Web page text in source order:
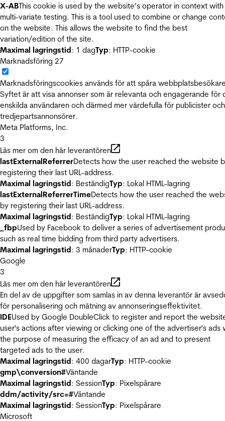
X-ABThis cookie is used by the website’s operator in context with
multi-variate testing. This is a tool used to combine or change
on the website. This allows the website to find the best
variation/edition of the site.
Maximal lagringstid: 1 dagTyp: HTTP-cookie
Marknadsföring 27
Marknadsföringscookies används för att spåra
Syftet är att visa annonser som är relevanta och engagerande för
enskilda användaren och därmed mer värdefulla för publicister och
tredjepartsannonsörer.
Meta Platforms, Inc.
3
Läs mer om den här leverantören
lastExternalReferrerDetects how the user reached the website
registering their last URL-address.
Maximal lagringstid: BeständigTyp: Lokal HTML-lagring
lastExternalReferrerTimeDetects how the user reached the
by registering their last URL-address.
Maximal lagringstid: BeständigTyp: Lokal HTML-lagring
_fbpUsed by Facebook to deliver a series of advertisement
such as real time bidding from third party advertisers.
Maximal lagringstid: 3 månaderTyp: HTTP-cookie
Google
3
Läs mer om den här leverantören
En del av de uppgifter som samlas in av denna leverantör är
för personalisering och mätning av annonseringseffektivitet.
IDEUsed by Google DoubleClick to register and report the
user's actions after viewing or clicking one of the advertiser's ads
the purpose of measuring the efficacy of an ad and to present
targeted ads to the user.
Maximal lagringstid: 400 dagarTyp: HTTP-cookie
gmp\conversion#Väntande
Maximal lagringstid: SessionTyp: Pixelspårare
ddm/activity/src=#Väntande
Maximal lagringstid: SessionTyp: Pixelspårare
Microsoft